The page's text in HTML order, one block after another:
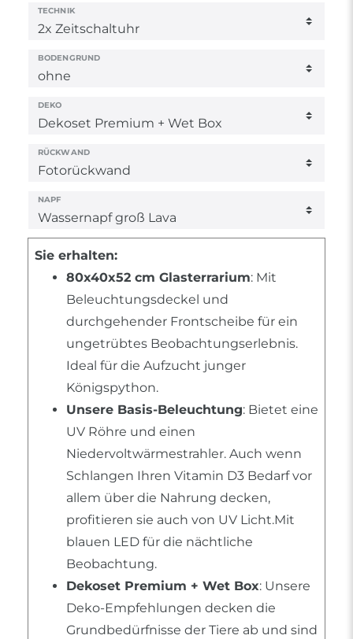
TECHNIK
BODENGRUND
DEKO
RÜCKWAND
NAPF
Sie erhalten:
80x40x52 cm Glasterrarium: Mit
Beleuchtungsdeckel und
durchgehender Frontscheibe für ein
ungetrübtes Beobachtungserlebnis.
Ideal für die Aufzucht junger
Königspython.
Unsere Basis-Beleuchtung: Bietet eine
UV Röhre und einen
Niedervoltwärmestrahler. Auch wenn
Schlangen Ihren Vitamin D3 Bedarf vor
allem über die Nahrung decken,
profitieren sie auch von UV Licht.Mit
blauen LED für die nächtliche
Beobachtung.
Dekoset Premium + Wet Box: Unsere
Deko-Empfehlungen decken die
Grundbedürfnisse der Tiere ab und sind